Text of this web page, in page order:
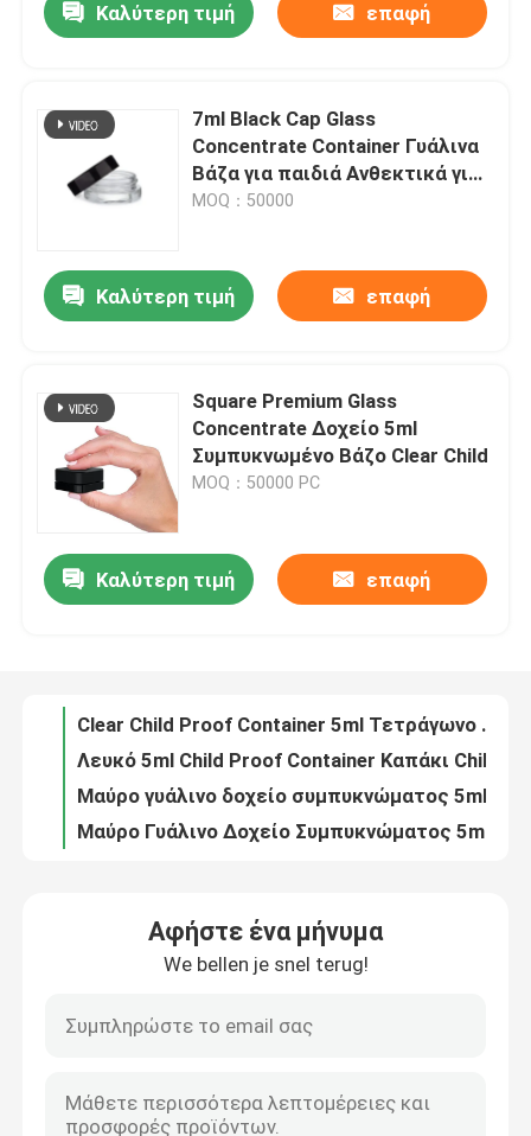
Σπίτι
Προϊόντα
Βίντεο
Γύρος εργοστασίων
Ποιοτικός έλεγχος
Βάζα συμπύκνωσης γυαλιού
Καλύτερη τιμή επαφή
7ml Black Cap Glass
Concentrate Container Γυάλινα
Βάζα για παιδιά Ανθεκτικά για
τα παιδιά Square CR
MOQ：50000
Καλύτερη τιμή επαφή
Square Premium Glass
Concentrate Δοχείο 5ml
Συμπυκνωμένο Βάζο Clear Child
MOQ：50000 PC
Καλύτερη τιμή επαφή
Clear Child Proof Container 5ml Τετράγωνο γυάλινο βάζο ανθεκτικό στα παιδιά
Στρογγυλό Λευκό Γυάλινο Δοχείο Τετράγωνο Γυάλινο Βάζο Λευκό Καπάκι 5mL
5mL Τετράγωνο Παιδικό Δοχείο Πλαστικό Καπάκι 5ml Γυάλινο Βάζο Συμπυκνώματος
Αφήστε ένα μήνυμα
We bellen je snel terug!